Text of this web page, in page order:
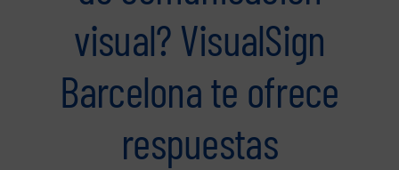
visual? VisualSign
Barcelona te ofrece
respuestas